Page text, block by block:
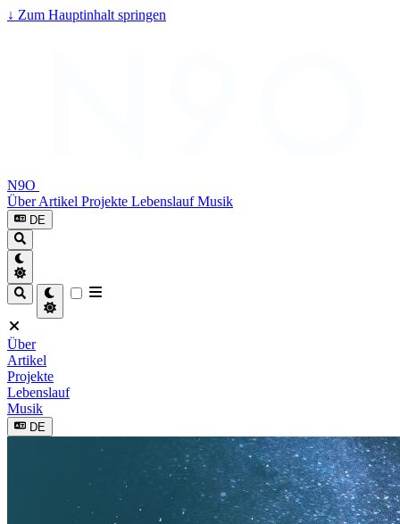
↓ Zum Hauptinhalt springen
N9O
ÜberArtikel Projekte LebenslaufMusik
DE
Über
Artikel
Projekte
Lebenslauf
Musik
DE